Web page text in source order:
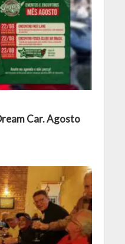
Car. Agosto